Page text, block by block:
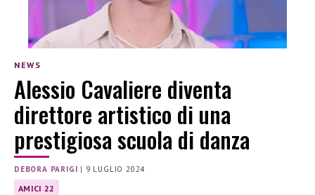
NEWS
Alessio Cavaliere diventa
direttore artistico di una
prestigiosa scuola di danza
DEBORA PARIGI | 9 LUGLIO 2024
AMICI 22